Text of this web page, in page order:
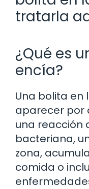
tratarla
¿Qué es
encía?
Una bolita en
aparecer por
una reacción
bacteriana,
zona,
comida o